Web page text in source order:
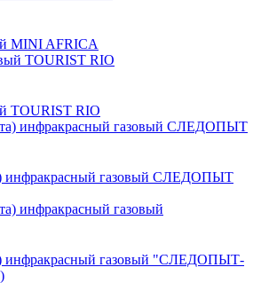
MINI AFRICA
TOURIST RIO
инфракрасный газовый СЛЕДОПЫТ
инфракрасный газовый "СЛЕДОПЫТ-